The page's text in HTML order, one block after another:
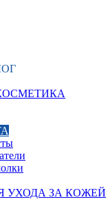
УХОДА ЗА КОЖЕЙ